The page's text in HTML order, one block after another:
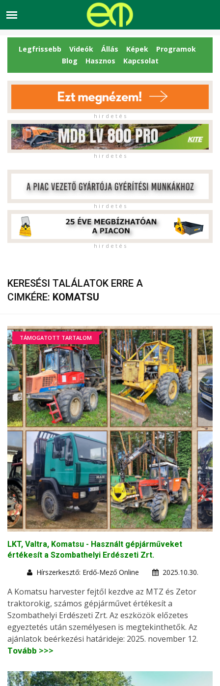
Legfrissebb Videók Állás Képek
Programok
Blog
Hasznos Kapcsolat
h i r d e t é s
h i r d e t é s
h i r d e t é s
h i r d e t é s
KERESÉSI TALÁLATOK ERRE A
CIMKÉRE: KOMATSU
TÁMOGATOTT TARTALOM
LKT, Valtra, Komatsu - Használt gépjárműveket
értékesít a Szombathelyi Erdészeti Zrt.
Hírszerkesztő: Erdő-Mező Online
2025.10.30.
A Komatsu harvester fejtől kezdve az MTZ és Zetor
traktorokig, számos gépjárművet értékesít a
Szombathelyi Erdészeti Zrt. Az eszközök előzetes
egyeztetés után személyesen is megtekinthetők. Az
ajánlatok beérkezési határideje: 2025. november 12.
Tovább >>>